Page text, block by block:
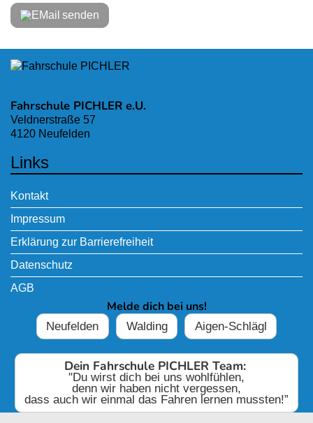
senden
Fahrschule PICHLER e.U.
Veldnerstraße 57
4120 Neufelden
Links
Kontakt
Impressum
Erklärung zur Barrierefreiheit
Datenschutz
AGB
Melde dich bei uns!
Neufelden Walding Aigen-Schlägl
Dein Fahrschule PICHLER Team:
"Du wirst dich bei uns wohlfühlen,
denn wir haben nicht vergessen,
dass auch wir einmal das Fahren lernen mussten!”